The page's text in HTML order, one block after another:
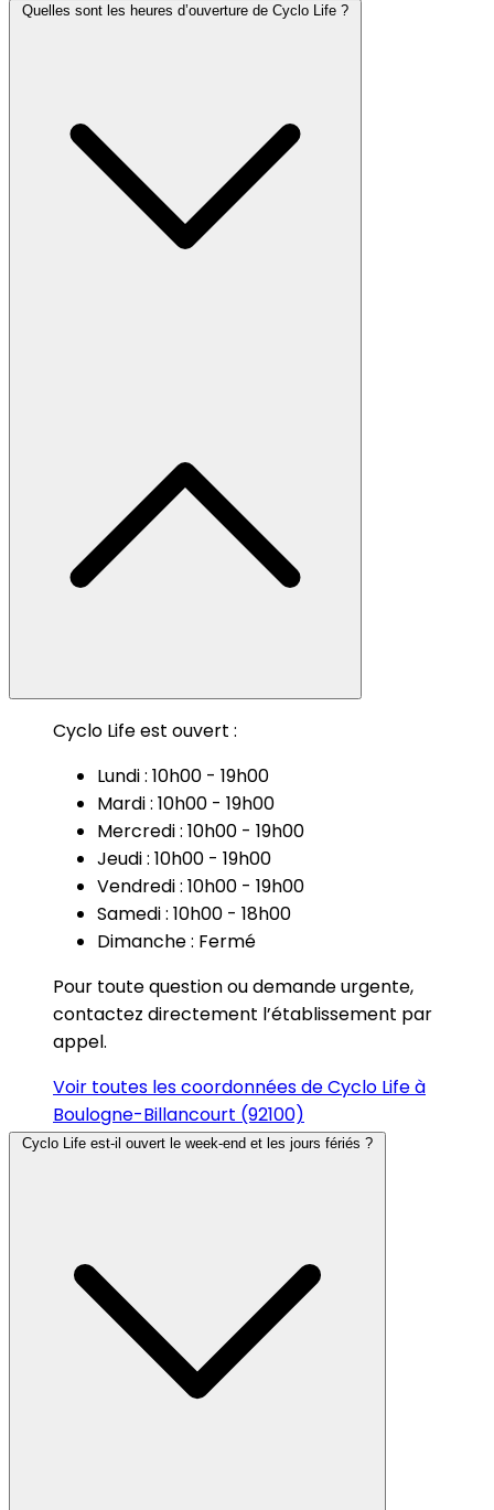
Quelles sont les heures d’ouverture de Cyclo Life ?
Cyclo Life est ouvert :
Lundi : 10h00 - 19h00
Mardi : 10h00 - 19h00
Mercredi : 10h00 - 19h00
Jeudi : 10h00 - 19h00
Vendredi : 10h00 - 19h00
Samedi : 10h00 - 18h00
Dimanche : Fermé
Pour toute question ou demande urgente,
contactez directement l’établissement par
appel.
Voir toutes les coordonnées de Cyclo Life à
Boulogne-Billancourt (92100)
Cyclo Life est-il ouvert le week-end et les jours fériés ?